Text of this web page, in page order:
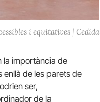
i equitatives | Cedida
la importància de
enllà de les parets de
ser,
de la